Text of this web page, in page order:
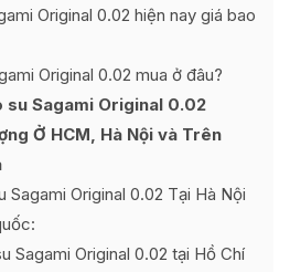
Original 0.02 hiện nay giá bao
Original 0.02 mua ở đâu?
su Sagami Original 0.02
Ở HCM, Hà Nội và Trên
Sagami Original 0.02 Tại Hà Nội
Sagami Original 0.02 tại Hồ Chí